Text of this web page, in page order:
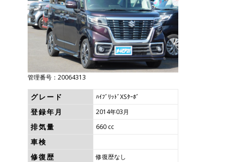
管理番号：20064313
グレード ﾊｲﾌﾞﾘｯﾄﾞXSﾀｰﾎﾞ
登録年月 2014年03月
排気量 660 cc
車検
修復歴
修復歴なし